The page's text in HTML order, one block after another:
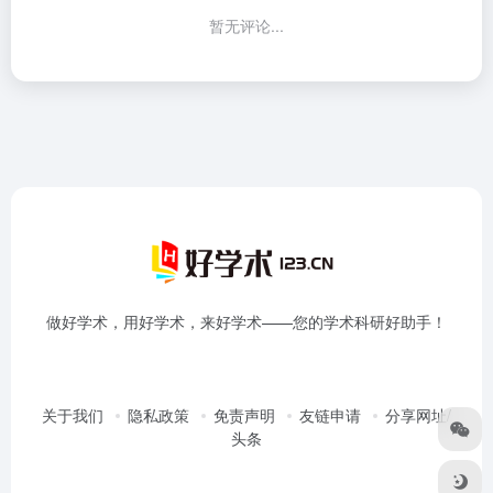
暂无评论...
做好学术，用好学术，来好学术——您的学术科研好助手！
关于我们 隐私政策 免责声明 友链申请
分享网址/
头条